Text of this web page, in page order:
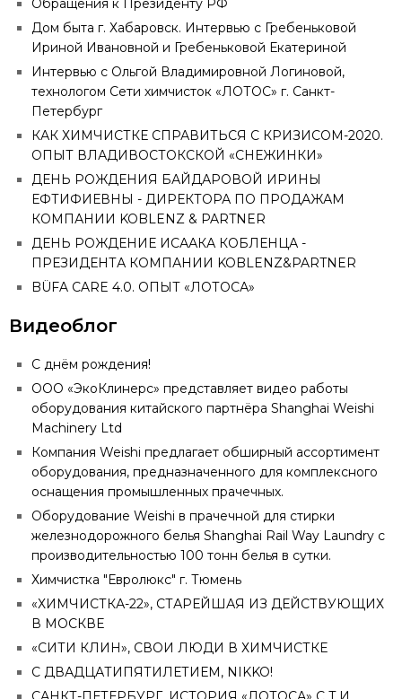
Обращения к Президенту РФ
Дом быта г. Хабаровск. Интервью с Гребеньковой
Ириной Ивановной и Гребеньковой Екатериной
Интервью с Ольгой Владимировной Логиновой,
технологом Сети химчисток «ЛОТОС» г. Санкт-
Петербург
КАК ХИМЧИСТКЕ СПРАВИТЬСЯ С КРИЗИСОМ-2020.
ОПЫТ ВЛАДИВОСТОКСКОЙ «СНЕЖИНКИ»
ДЕНЬ РОЖДЕНИЯ БАЙДАРОВОЙ ИРИНЫ
ЕФТИФИЕВНЫ - ДИРЕКТОРА ПО ПРОДАЖАМ
КОМПАНИИ KOBLENZ & PARTNER
ДЕНЬ РОЖДЕНИЕ ИСААКА КОБЛЕНЦА -
ПРЕЗИДЕНТА КОМПАНИИ KOBLENZ&PARTNER
BÜFA CARE 4.0. ОПЫТ «ЛОТОСА»
Видеоблог
С днём рождения!
ООО «ЭкоКлинерс» представляет видео работы
оборудования китайского партнёра Shanghai Weishi
Machinery Ltd
Компания Weishi предлагает обширный ассортимент
оборудования, предназначенного для комплексного
оснащения промышленных прачечных.
Оборудование Weishi в прачечной для стирки
железнодорожного белья Shanghai Rail Way Laundry с
производительностью 100 тонн белья в сутки.
Химчистка "Евролюкс" г. Тюмень
«ХИМЧИСТКА-22», СТАРЕЙШАЯ ИЗ ДЕЙСТВУЮЩИХ
В МОСКВЕ
«СИТИ КЛИН», СВОИ ЛЮДИ В ХИМЧИСТКЕ
С ДВАДЦАТИПЯТИЛЕТИЕМ, NIKKO!